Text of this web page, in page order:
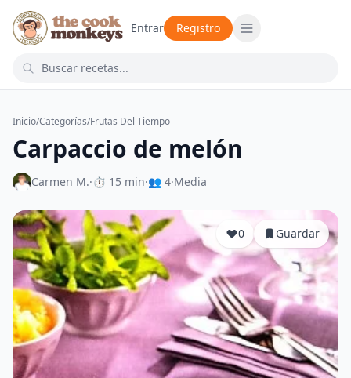
Entrar Registro
Inicio/Categorías/Frutas Del Tiempo
Carpaccio de melón
Carmen M.·⏱ 15 min·👥 4·Media
0 Guardar